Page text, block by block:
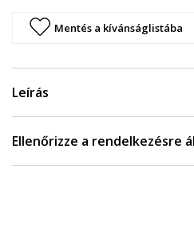
Mentés a kívánságlistába
Leírás
Ellenőrizze a rendelkezésre